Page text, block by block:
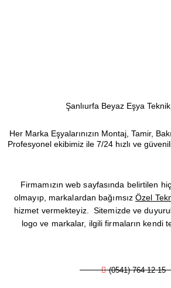
Şanlıurfa Beyaz Eşya
Her Marka Eşyalarınızın Montaj, Tamir,
Profesyonel ekibimiz ile 7/24 hızlı ve
Firmamızın web sayfasında belirtilen
olmayıp, markalardan bağımsızÖzel
hizmet vermekteyiz. Sitemizde ve
logo ve markalar, ilgili firmaların kendi
(0541) 764 12 15